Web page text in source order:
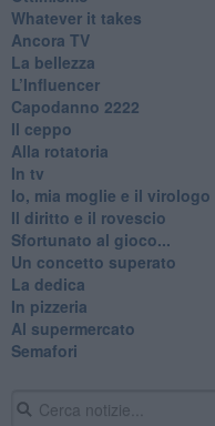
Whatever it takes
Ancora TV
La bellezza
L’Influencer
​Capodanno 2222
Il ceppo
Alla rotatoria
In tv
Io, mia moglie e il virologo
Il diritto e il rovescio
Sfortunato al gioco...
Un concetto superato
La dedica
In pizzeria
Al supermercato
Semafori